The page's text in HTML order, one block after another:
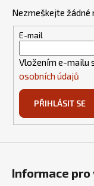
Nezmeškejte žádné
E-mail
Vložením e-mailu
osobních údajů
PŘIHLÁSIT SE
Informace pro